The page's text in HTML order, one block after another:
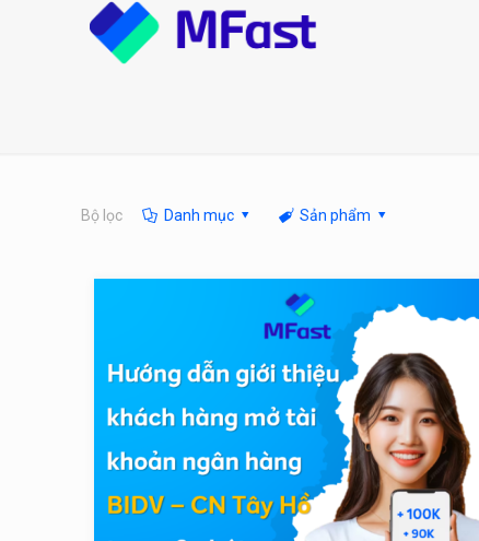
Bộ lọc Danh mục Sản phẩm